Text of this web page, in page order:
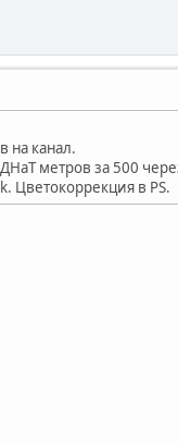
на канал.
метров за 500
Цветокоррекция в PS.